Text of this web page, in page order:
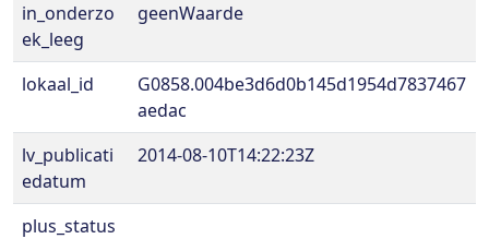
in_onderzo
ek_leeg
geenWaarde
lokaal_id
G0858.004be3d6d0b145d1954d7837467
aedac
lv_publicati
edatum
2014-08-10T14:22:23Z
plus_status